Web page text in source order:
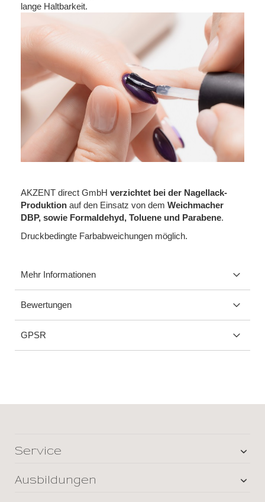
lange Haltbarkeit.
AKZENT direct GmbH verzichtet bei der Nagellack-
Produktion auf den Einsatz von dem Weichmacher
DBP, sowie Formaldehyd, Toluene und Parabene.
Druckbedingte Farbabweichungen möglich.
Mehr Informationen
Bewertungen
GPSR
Service
Ausbildungen